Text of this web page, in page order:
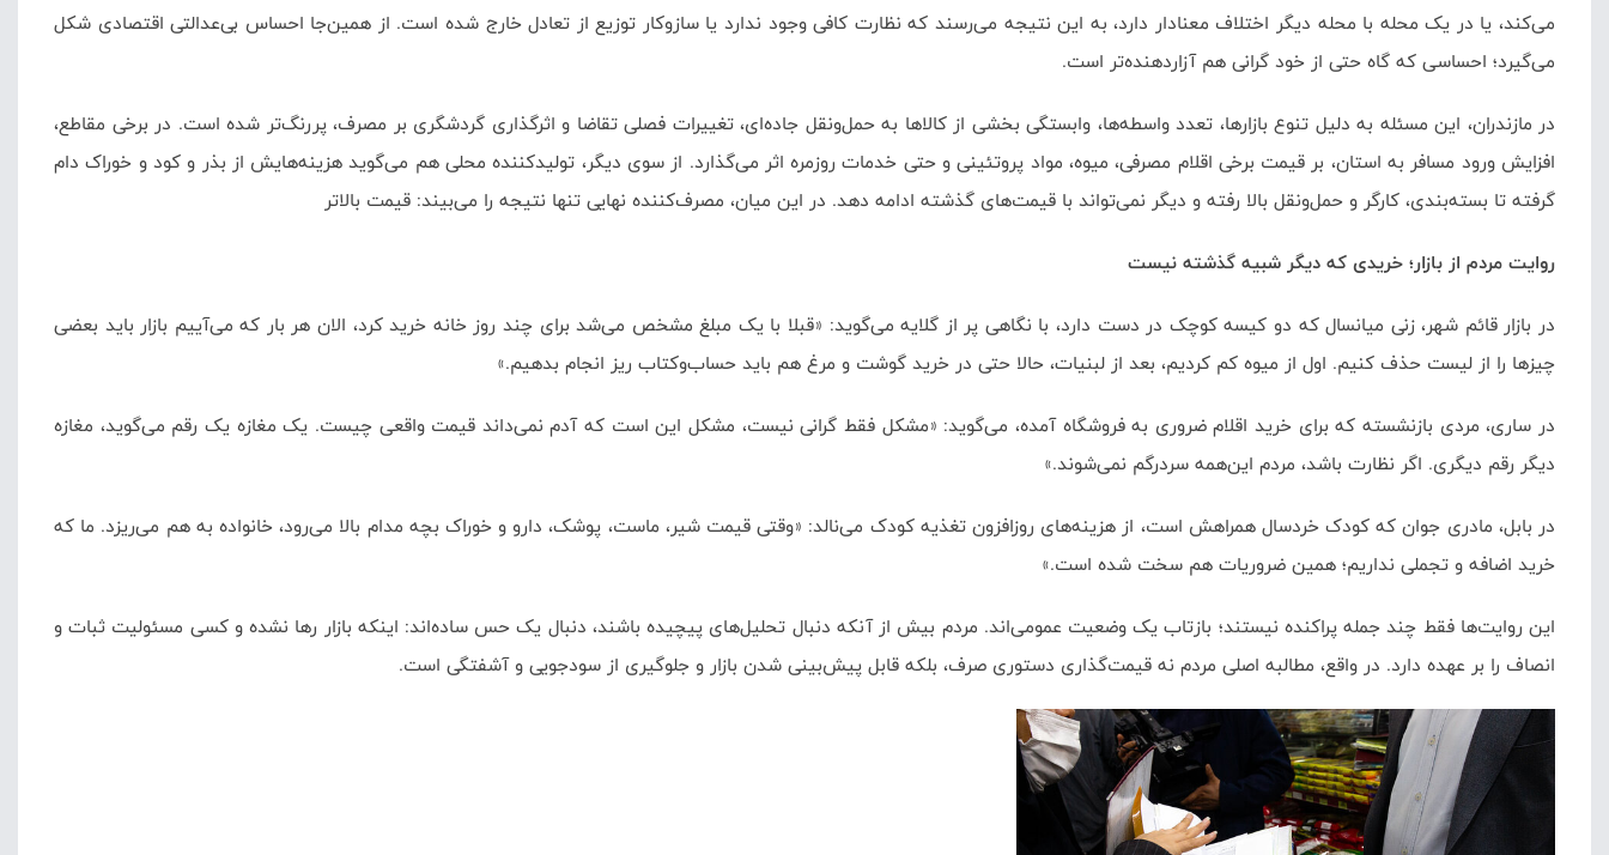
می‌کند، یا در یک محله با محله دیگر اختلاف معنادار دارد، به این نتیجه می‌رسند که نظارت کافی وجود ندارد یا سازوکار توزیع از تعادل خارج شده است. از همین‌جا احساس بی‌عدالتی اقتصادی شکل
می‌گیرد؛ احساسی که گاه حتی از خود گرانی هم آزاردهنده‌تر است.
در مازندران، این مسئله به دلیل تنوع بازارها، تعدد واسطه‌ها، وابستگی بخشی از کالاها به حمل‌ونقل جاده‌ای، تغییرات فصلی تقاضا و اثرگذاری گردشگری بر مصرف، پررنگ‌تر شده است. در برخی مقاطع،
افزایش ورود مسافر به استان، بر قیمت برخی اقلام مصرفی، میوه، مواد پروتئینی و حتی خدمات روزمره اثر می‌گذارد. از سوی دیگر، تولیدکننده محلی هم می‌گوید هزینه‌هایش از بذر و کود و خوراک دام
گرفته تا بسته‌بندی، کارگر و حمل‌ونقل بالا رفته و دیگر نمی‌تواند با قیمت‌های گذشته ادامه دهد. در این میان، مصرف‌کننده نهایی تنها نتیجه را می‌بیند: قیمت بالاتر
روایت مردم از بازار؛ خریدی که دیگر شبیه گذشته نیست
در بازار قائم شهر، زنی میانسال که دو کیسه کوچک در دست دارد، با نگاهی پر از گلایه می‌گوید: «قبلا با یک مبلغ مشخص می‌شد برای چند روز خانه خرید کرد، الان هر بار که می‌آییم بازار باید بعضی
چیزها را از لیست حذف کنیم. اول از میوه کم کردیم، بعد از لبنیات، حالا حتی در خرید گوشت و مرغ هم باید حساب‌وکتاب ریز انجام بدهیم.»
در ساری، مردی بازنشسته که برای خرید اقلام ضروری به فروشگاه آمده، می‌گوید: «مشکل فقط گرانی نیست، مشکل این است که آدم نمی‌داند قیمت واقعی چیست. یک مغازه یک رقم می‌گوید، مغازه
دیگر رقم دیگری. اگر نظارت باشد، مردم این‌همه سردرگم نمی‌شوند.»
در بابل، مادری جوان که کودک خردسال همراهش است، از هزینه‌های روزافزون تغذیه کودک می‌نالد: «وقتی قیمت شیر، ماست، پوشک، دارو و خوراک بچه مدام بالا می‌رود، خانواده به هم می‌ریزد. ما که
خرید اضافه و تجملی نداریم؛ همین ضروریات هم سخت شده است.»
این روایت‌ها فقط چند جمله پراکنده نیستند؛ بازتاب یک وضعیت عمومی‌اند. مردم بیش از آنکه دنبال تحلیل‌های پیچیده باشند، دنبال یک حس ساده‌اند: اینکه بازار رها نشده و کسی مسئولیت ثبات و
انصاف را بر عهده دارد. در واقع، مطالبه اصلی مردم نه قیمت‌گذاری دستوری صرف، بلکه قابل پیش‌بینی شدن بازار و جلوگیری از سودجویی و آشفتگی است.